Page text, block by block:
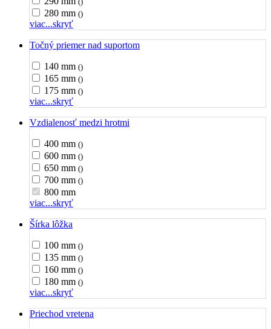
280 mm ()
viac...skryť
Točný priemer nad suportom
140 mm ()
165 mm ()
175 mm ()
viac...skryť
Vzdialenosť medzi hrotmi
400 mm ()
600 mm ()
650 mm ()
700 mm ()
800 mm
viac...skryť
Šírka lôžka
100 mm ()
135 mm ()
160 mm ()
180 mm ()
viac...skryť
Priechod vretena